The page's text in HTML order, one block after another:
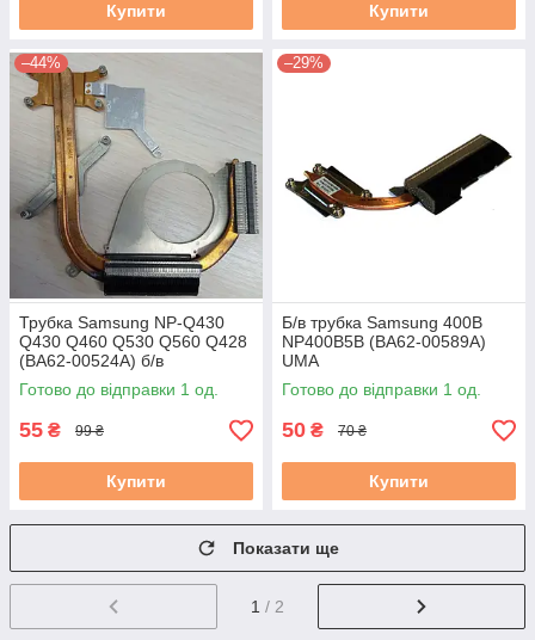
Купити Купити
–44%
Трубка Samsung NP-Q430
Q430 Q460 Q530 Q560 Q428
(BA62-00524A) б/в
Готово до відправки 1 од.
55 ₴ 99 ₴
Купити
–29%
Б/в трубка Samsung 400B
NP400B5B (BA62-00589A)
UMA
Готово до відправки 1 од.
50 ₴ 70 ₴
Купити
Показати ще
1 / 2